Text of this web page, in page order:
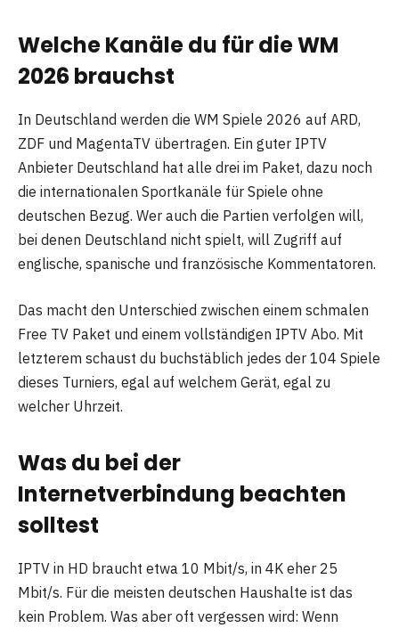
Welche Kanäle du für die WM
2026 brauchst
In Deutschland werden die WM Spiele 2026 auf ARD,
ZDF und MagentaTV übertragen. Ein guter IPTV
Anbieter Deutschland hat alle drei im Paket, dazu noch
die internationalen Sportkanäle für Spiele ohne
deutschen Bezug. Wer auch die Partien verfolgen will,
bei denen Deutschland nicht spielt, will Zugriff auf
englische, spanische und französische Kommentatoren.
Das macht den Unterschied zwischen einem schmalen
Free TV Paket und einem vollständigen IPTV Abo. Mit
letzterem schaust du buchstäblich jedes der 104 Spiele
dieses Turniers, egal auf welchem Gerät, egal zu
welcher Uhrzeit.
Was du bei der
Internetverbindung beachten
solltest
IPTV in HD braucht etwa 10 Mbit/s, in 4K eher 25
Mbit/s. Für die meisten deutschen Haushalte ist das
kein Problem. Was aber oft vergessen wird: Wenn